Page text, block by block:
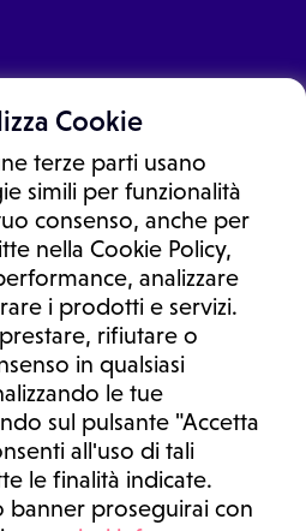
Cookie
terze parti usano
simili per funzionalità
consenso, anche per
nella Cookie Policy,
analizzare
i prodotti e servizi.
rifiutare o
in qualsiasi
le tue
sul pulsante "Accetta
all'uso di tali
le finalità indicate.
banner proseguirai con
sito non sono un consulto medico.
sostituiscono un consulto, una
medico. Non si devono considerare
suggerimenti per la formulazione di
di un trattamento o l'assunzione o
prima consultare un medico di
o uno specialista.
Privacy Policy |Gestione cookie
i diritti riservati.